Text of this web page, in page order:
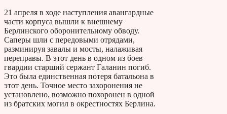
21 апреля в ходе наступления авангардные
части корпуса вышли к внешнему
Берлинского оборонительному обводу.
Саперы шли с передовыми отрядами,
разминируя завалы и мосты, налаживая
переправы. В этот день в одном из боев
гвардии старший сержант Галанин погиб.
Это была единственная потеря батальона в
этот день. Точное место захоронения не
установлено, возможно похоронен в одной
из братских могил в окрестностях Берлина.